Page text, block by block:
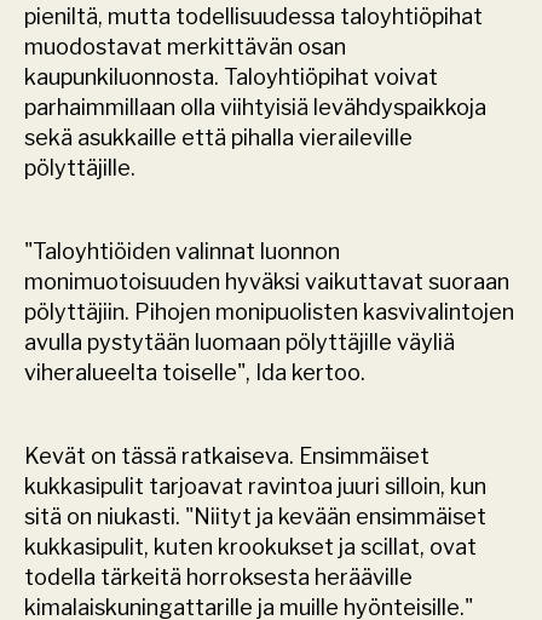
pieniltä, mutta todellisuudessa taloyhtiöpihat
muodostavat merkittävän osan
kaupunkiluonnosta. Taloyhtiöpihat voivat
parhaimmillaan olla viihtyisiä levähdyspaikkoja
sekä asukkaille että pihalla vieraileville
pölyttäjille.
"Taloyhtiöiden valinnat luonnon
monimuotoisuuden hyväksi vaikuttavat suoraan
pölyttäjiin. Pihojen monipuolisten kasvivalintojen
avulla pystytään luomaan pölyttäjille väyliä
viheralueelta toiselle", Ida kertoo.
Kevät on tässä ratkaiseva. Ensimmäiset
kukkasipulit tarjoavat ravintoa juuri silloin, kun
sitä on niukasti. "Niityt ja kevään ensimmäiset
kukkasipulit, kuten krookukset ja scillat, ovat
todella tärkeitä horroksesta herääville
kimalaiskuningattarille ja muille hyönteisille."